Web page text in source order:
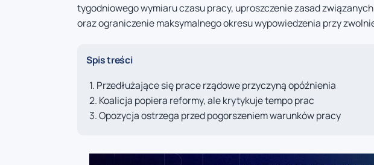
tygodniowego wymiaru czasu pracy, uproszczenie zasad
oraz ograniczenie maksymalnego okresu wypowiedzenia przy
Spis treści
Przedłużające się prace rządowe przyczyną opóźnienia
Koalicja popiera reformy, ale krytykuje tempo prac
Opozycja ostrzega przed pogorszeniem warunków pracy